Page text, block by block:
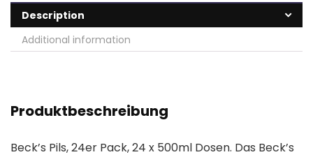
Description
Additional information
Produktbeschreibung
Beck’s Pils, 24er Pack, 24 x 500ml Dosen. Das Beck’s